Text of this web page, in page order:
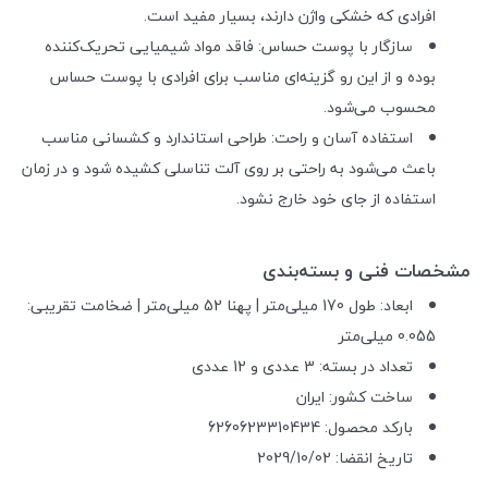
افرادی که خشکی واژن دارند، بسیار مفید است.
سازگار با پوست حساس: فاقد مواد شیمیایی تحریک‌کننده
بوده و از این رو گزینه‌ای مناسب برای افرادی با پوست حساس
محسوب می‌شود.
استفاده آسان و راحت: طراحی استاندارد و کشسانی مناسب
باعث می‌شود به راحتی بر روی آلت تناسلی کشیده شود و در زمان
استفاده از جای خود خارج نشود.
مشخصات فنی و بسته‌بندی
ابعاد: طول 170 میلی‌متر | پهنا 52 میلی‌متر | ضخامت تقریبی:
0.055 میلی‌متر
تعداد در بسته: 3 عددی و 12 عددی
ساخت کشور: ایران
بارکد محصول: 6260623310434
تاریخ انقضا: 2029/10/02